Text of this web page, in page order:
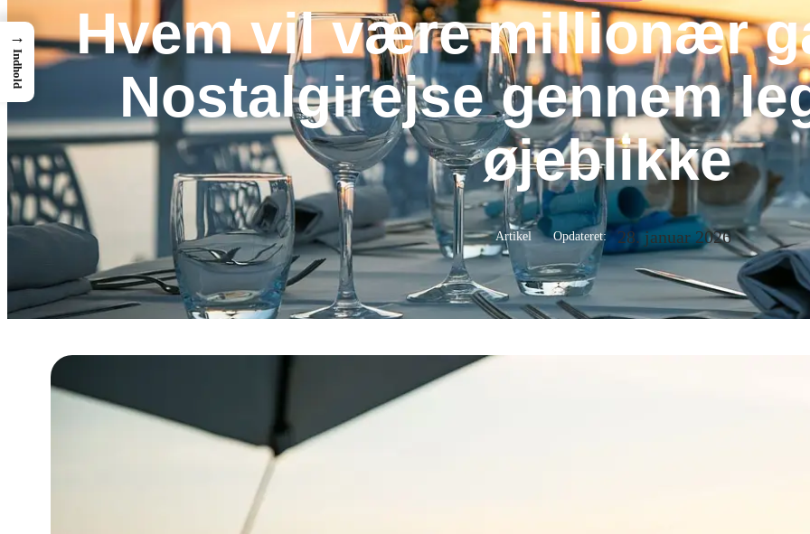
Hvem vil være millionær
Nostalgirejse gennem
øjeblikke
Artikel Opdateret: 28. januar 2026
→
Indhold